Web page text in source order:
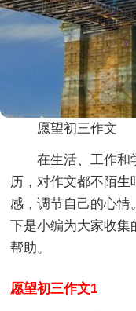
愿望初三作文
在生活、工作和
历，对作文都不陌
感，调节自己的心情
下是小编为大家收集
帮助。
愿望初三作文1